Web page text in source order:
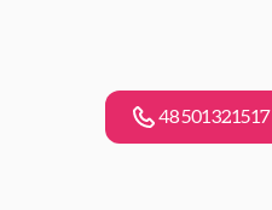
48501321517